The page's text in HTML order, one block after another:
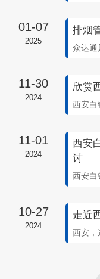
01-07
2025
排烟
11-30
2024
欣赏
11-01
2024
西安
讨
10-27
2024
走近